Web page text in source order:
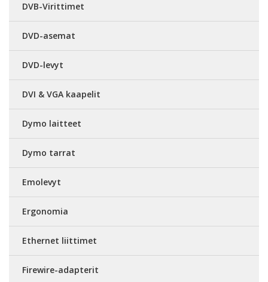
DVB-Virittimet
DVD-asemat
DVD-levyt
DVI & VGA kaapelit
Dymo laitteet
Dymo tarrat
Emolevyt
Ergonomia
Ethernet liittimet
Firewire-adapterit